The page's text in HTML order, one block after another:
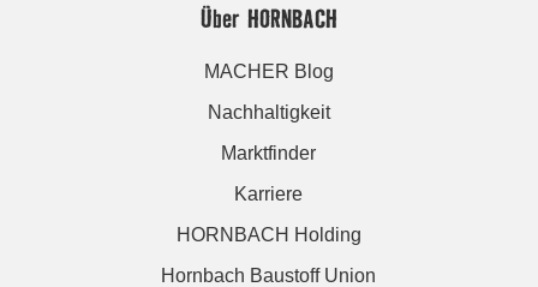
Über HORNBACH
MACHER Blog
Nachhaltigkeit
Marktfinder
Karriere
HORNBACH Holding
Hornbach Baustoff Union